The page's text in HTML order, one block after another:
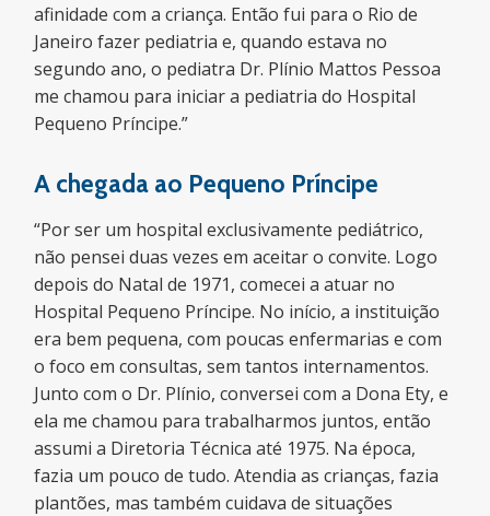
afinidade com a criança. Então fui para o Rio de
Janeiro fazer pediatria e, quando estava no
segundo ano, o pediatra Dr. Plínio Mattos Pessoa
me chamou para iniciar a pediatria do Hospital
Pequeno Príncipe.”
A chegada ao Pequeno Príncipe
“Por ser um hospital exclusivamente pediátrico,
não pensei duas vezes em aceitar o convite. Logo
depois do Natal de 1971, comecei a atuar no
Hospital Pequeno Príncipe. No início, a instituição
era bem pequena, com poucas enfermarias e com
o foco em consultas, sem tantos internamentos.
Junto com o Dr. Plínio, conversei com a Dona Ety, e
ela me chamou para trabalharmos juntos, então
assumi a Diretoria Técnica até 1975. Na época,
fazia um pouco de tudo. Atendia as crianças, fazia
plantões, mas também cuidava de situações